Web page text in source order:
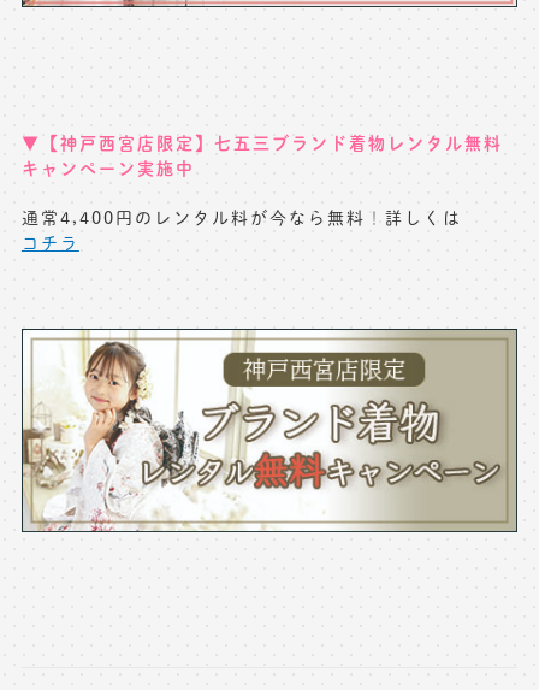
▼【神戸西宮店限定】七五三ブランド着物レンタル無料
キャンペーン実施中
通常4,400円のレンタル料が今なら無料 ！ 詳しくは
コチラ